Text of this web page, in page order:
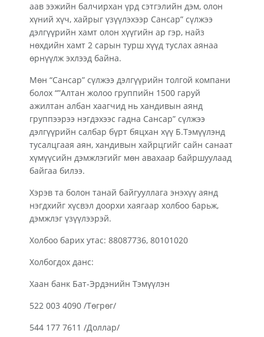
аав ээжийн балчирхан үрд сэтгэлийн дэм, олон
хүний хүч, хайрыг үзүүлэхээр Сансар” сүлжээ
дэлгүүрийн хамт олон хүүгийн ар гэр, найз
нөхдийн хамт 2 сарын турш хүүд туслах аянаа
өрнүүлж эхлээд байна.
Мөн “Сансар” сүлжээ дэлгүүрийн толгой компани
болох “”Алтан жолоо группийн 1500 гаруй
ажилтан албан хаагчид нь хандивын аянд
группээрээ нэгдэхээс гадна Сансар” сүлжээ
дэлгүүрийн салбар бүрт бяцхан хүү Б.Тэмүүлэнд
тусалцгаая аян, хандивын хайрцгийг сайн санаат
хүмүүсийн дэмжлэгийг мөн авахаар байршуулаад
байгаа билээ.
Хэрэв та болон танай байгууллага энэхүү аянд
нэгдхийг хүсвэл доорхи хаягаар холбоо барьж,
дэмжлэг үзүүлээрэй.
Холбоо барих утас: 88087736, 80101020
Холбогдох данс:
Хаан банк Бат-Эрдэнийн Тэмүүлэн
522 003 4090 /Төгрөг/
544 177 7611 /Доллар/